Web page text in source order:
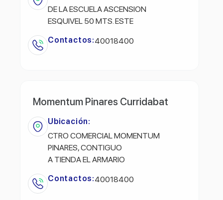
DE LA ESCUELA ASCENSION
ESQUIVEL 50 MTS. ESTE
Contactos:40018400
Momentum Pinares Curridabat
Ubicación:
CTRO COMERCIAL MOMENTUM
PINARES, CONTIGUO
A TIENDA EL ARMARIO
Contactos:40018400